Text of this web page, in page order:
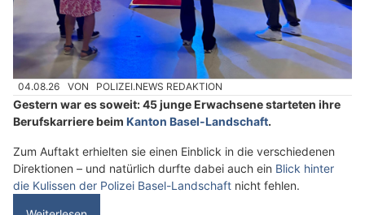
04.08.26 VON POLIZEI.NEWS REDAKTION
Gestern war es soweit: 45 junge Erwachsene starteten ihre
Berufskarriere beim Kanton Basel-Landschaft.
Zum Auftakt erhielten sie einen Einblick in die verschiedenen
Direktionen – und natürlich durfte dabei auch ein Blick hinter
die Kulissen der Polizei Basel-Landschaft nicht fehlen.